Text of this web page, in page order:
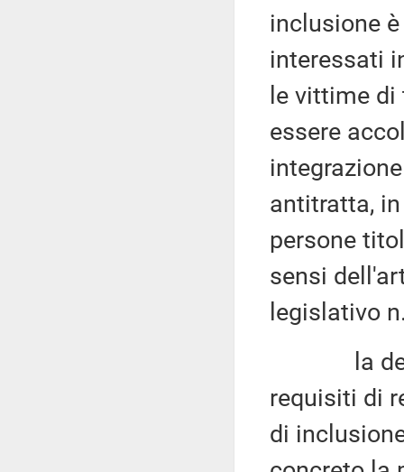
inclusione
interessati
le vittime
essere
antitratta,
persone
sensi
legislativo
la
requisiti di
di